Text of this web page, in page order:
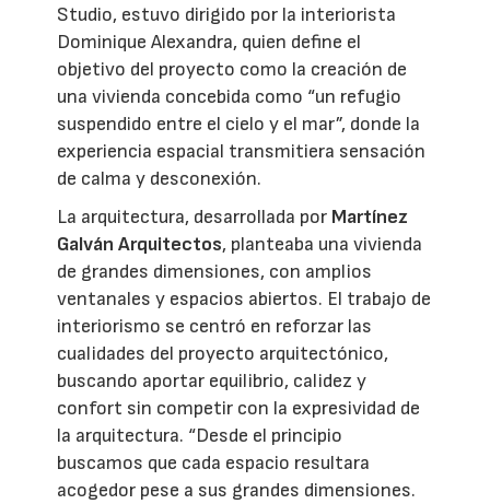
Studio, estuvo dirigido por la interiorista
Dominique Alexandra, quien define el
objetivo del proyecto como la creación de
una vivienda concebida como “un refugio
suspendido entre el cielo y el mar”, donde la
experiencia espacial transmitiera sensación
de calma y desconexión.
La arquitectura, desarrollada por Martínez
Galván Arquitectos, planteaba una vivienda
de grandes dimensiones, con amplios
ventanales y espacios abiertos. El trabajo de
interiorismo se centró en reforzar las
cualidades del proyecto arquitectónico,
buscando aportar equilibrio, calidez y
confort sin competir con la expresividad de
la arquitectura. “Desde el principio
buscamos que cada espacio resultara
acogedor pese a sus grandes dimensiones.